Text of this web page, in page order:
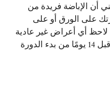
وهذا يعني أن الإباضة فريدة من
على الورق أو على
أي أعراض غير عادية
تبدأ الإباضة لدى معظم الناس قبل 14 يومًا من بدء الدورة